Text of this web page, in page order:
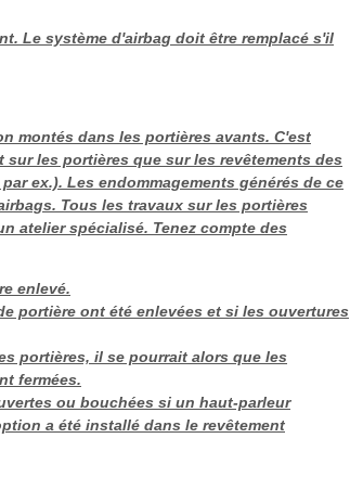
Le système d'airbag doit être remplacé s'il
montés dans les portières avants. C'est
les portières que sur les revêtements des
ex.). Les endommagements générés de ce
Tous les travaux sur les portières
atelier spécialisé. Tenez compte des
enlevé.
portière ont été enlevées et si les ouvertures
portières, il se pourrait alors que les
fermées.
ou bouchées si un haut-parleur
a été installé dans le revêtement